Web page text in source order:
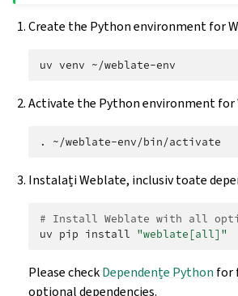
Create the Python environment for
uv venv
Activate the Python environment for
.
Instalați Weblate, inclusiv toate
# Install Weblate with all
uv pip install "weblate[all]"
Please checkDependențe Python for
optional dependencies.